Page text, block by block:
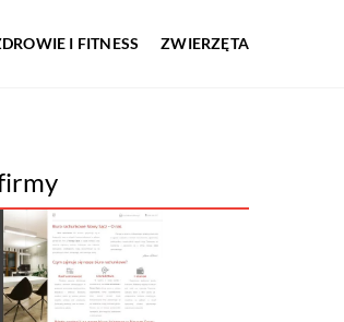
I FITNESS ZWIERZĘTA